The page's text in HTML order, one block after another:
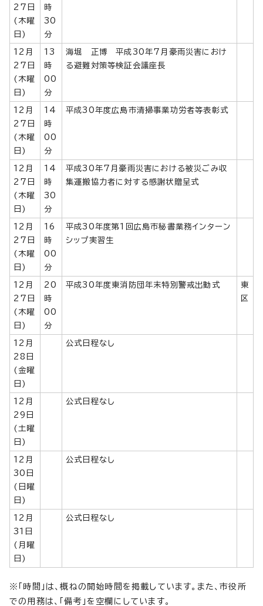
27日
(木曜
日)
時
30
分
12月
27日
(木曜
日)
13
時
00
分
海堀 正博 平成30年7月豪雨災害におけ
る避難対策等検証会議座長
12月
27日
(木曜
日)
14
時
00
分
平成30年度広島市清掃事業功労者等表彰式
12月
27日
(木曜
日)
14
時
30
分
平成30年7月豪雨災害における被災ごみ収
集運搬協力者に対する感謝状贈呈式
12月
27日
(木曜
日)
16
時
00
分
平成30年度第1回広島市秘書業務インターン
シップ実習生
12月
27日
(木曜
日)
20
時
00
分
平成30年度東消防団年末特別警戒出動式
東
区
12月
28日
(金曜
日)
公式日程なし
12月
29日
(土曜
日)
公式日程なし
12月
30日
(日曜
日)
公式日程なし
12月
31日
(月曜
日)
公式日程なし
※「時間」は、概ねの開始時間を掲載しています。また、市役所
での用務は、「備考」を空欄にしています。